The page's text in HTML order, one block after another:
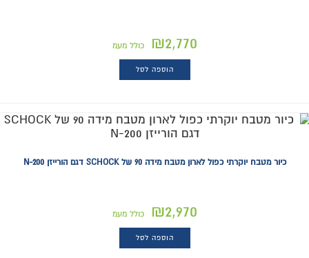
₪2,770 כולל מעמ
הוספה לסל
כיור מטבח יוקרתי כפול לארון מטבח מידה 90 של SCHOCK דגם הורייזן 200-N
₪2,970 כולל מעמ
הוספה לסל